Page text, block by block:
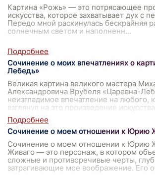
Картина «Рожь» — это потрясающее
искусства, которое захватывает дух с
Передо мной раскинулась бескрайняя
солнечным светом и наполненн...
Сочинение о моих впечатлениях о
Лебедь»
Великая картина великого мастера
Александровича Врубеля «Царевна-
неизгладимое впечатление на любого,
взглянул на это произведение искусства.
Сочинение о моем отношении к Юрию
Сочинение о моем отношении к Юрию
Живаго — это персонаж, в котором
сложные и противоречивые черты,
затрагивающие мое воображение. Его